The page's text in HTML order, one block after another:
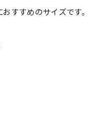
すすめのサイズです。